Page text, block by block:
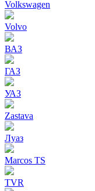
Volkswagen
Volvo
ВАЗ
ГАЗ
УАЗ
Zastava
Луаз
Marcos TS
TVR